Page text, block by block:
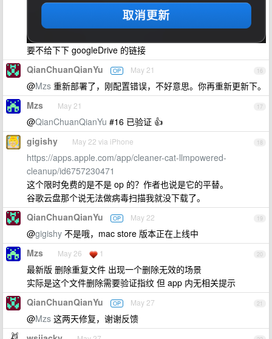
要不给下下 googleDrive 的链接
16
QianChuanQianYu OP May 21
@Mzs 重新部署了，刚配置错误，不好意思。你再重新更新下。
17
Mzs May 21
@QianChuanQianYu #16 已验证 👍
18
gigishy May 22 via iPhone
https://apps.apple.com/app/cleaner-cat-llmpowered-
cleanup/id6757230471
这个限时免费的是不是 op 的？作者也说是它的平替。
谷歌云盘那个说无法做病毒扫描我就没下载了。
19
QianChuanQianYu OP May 22
@gigishy 不是哦，mac store 版本正在上线中
20
Mzs May 26 1
最新版 删除重复文件 出现一个删除无效的场景
实际是这个文件删除需要验证指纹 但 app 内无相关提示
21
QianChuanQianYu OP May 27
@Mzs 这两天修复，谢谢反馈